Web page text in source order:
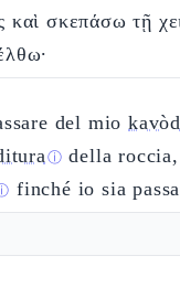
καὶ σκεπάσω τῇ
del miokavòd
ⓘ della
finché io sia